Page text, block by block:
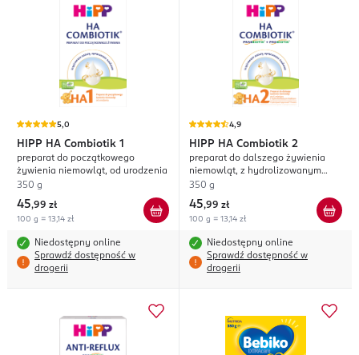
5,0
HIPP HA Combiotik 1
preparat do początkowego
żywienia niemowląt, od urodzenia
350 g
45,99 zł
100 g = 13,14 zł
Niedostępny online
Sprawdź dostępność w
drogerii
4,9
HIPP HA Combiotik 2
preparat do dalszego żywienia
niemowląt, z hydrolizowanym
białkiem, po 6. m-cu życia
350 g
45,99 zł
100 g = 13,14 zł
Niedostępny online
Sprawdź dostępność w
drogerii